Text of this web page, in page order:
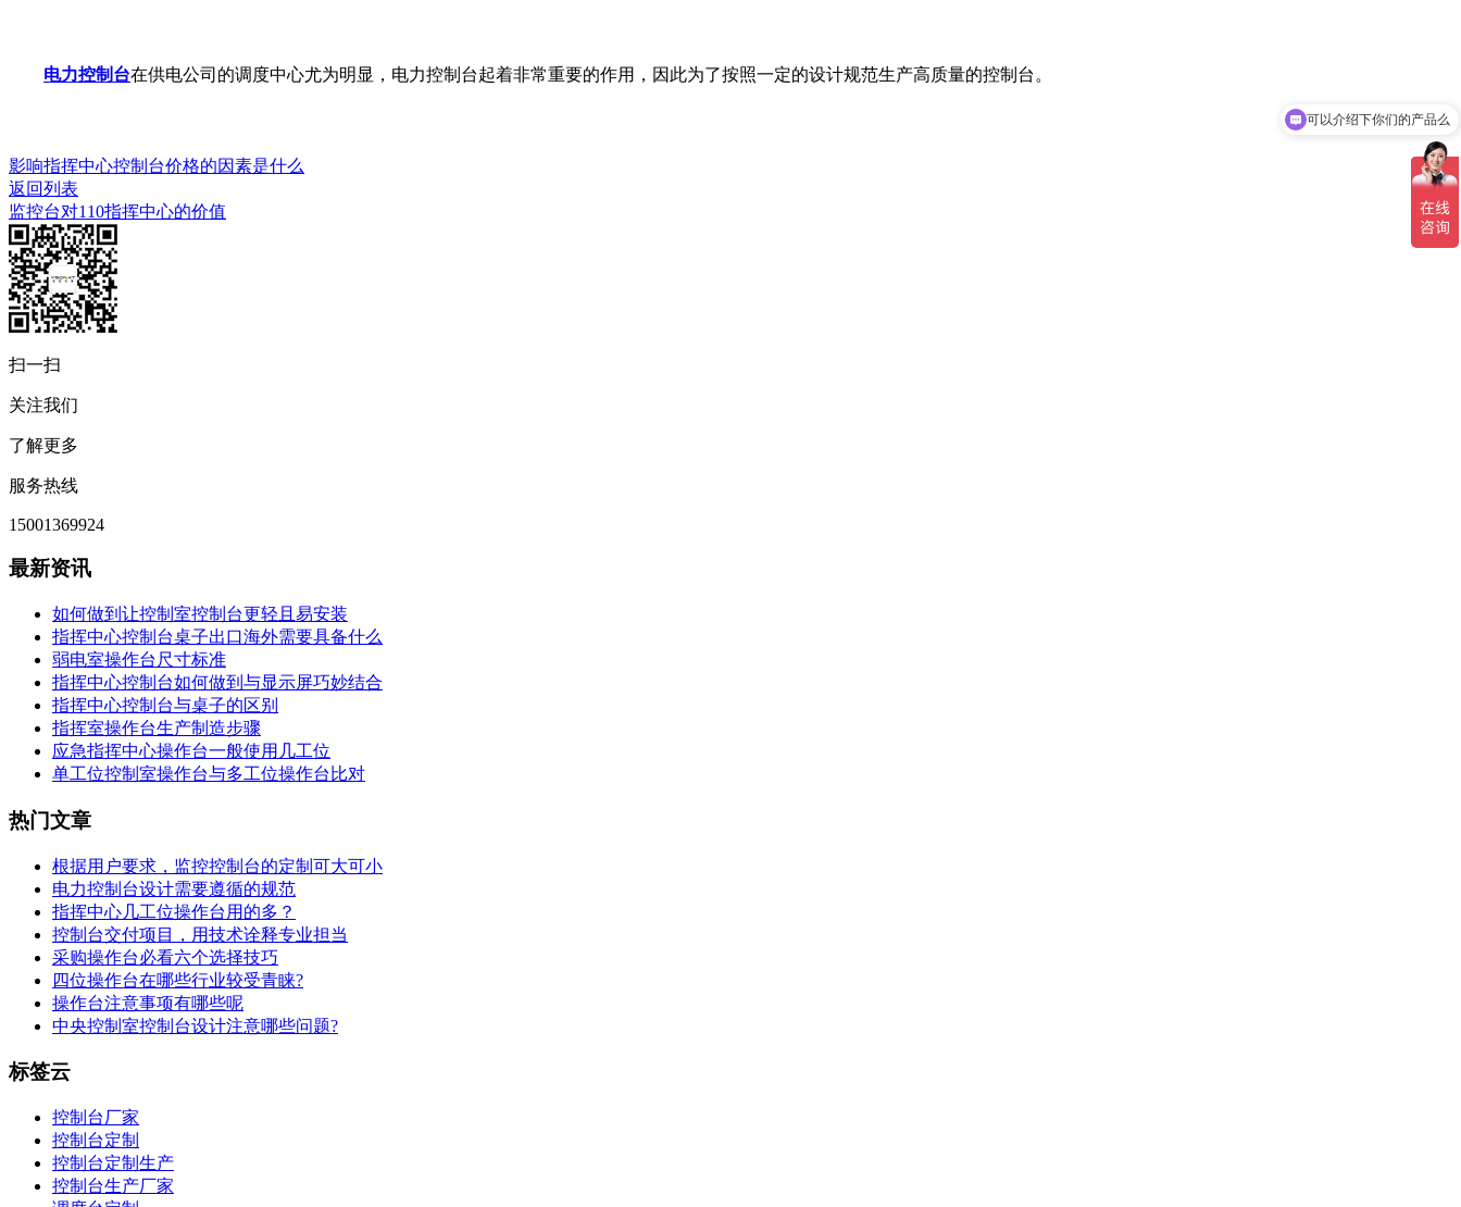
电力控制台在供电公司的调度中心尤为明显，电力控制台起着非常重要的作用，因此为了按照一定的设计规范生产高质量的控制台。
影响指挥中心控制台价格的因素是什么
返回列表
监控台对110指挥中心的价值
扫一扫
关注我们
了解更多
服务热线
15001369924
最新资讯
如何做到让控制室控制台更轻且易安装
指挥中心控制台桌子出口海外需要具备什么
弱电室操作台尺寸标准
指挥中心控制台如何做到与显示屏巧妙结合
指挥中心控制台与桌子的区别
指挥室操作台生产制造步骤
应急指挥中心操作台一般使用几工位
单工位控制室操作台与多工位操作台比对
热门文章
根据用户要求，监控控制台的定制可大可小
电力控制台设计需要遵循的规范
指挥中心几工位操作台用的多？
控制台交付项目，用技术诠释专业担当
采购操作台必看六个选择技巧
四位操作台在哪些行业较受青睐?
操作台注意事项有哪些呢
中央控制室控制台设计注意哪些问题?
标签云
控制台厂家
控制台定制
控制台定制生产
控制台生产厂家
可以介绍下你们的产品么